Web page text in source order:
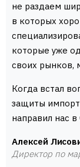
не раздаем
в которых
которые уже
своих рынков,
Когда встал
защиты
направил нас
Алексей
Директор по